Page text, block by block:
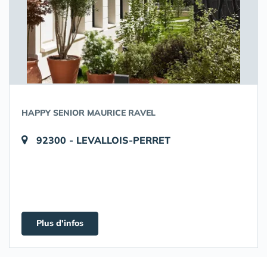
HAPPY SENIOR MAURICE RAVEL
92300 - LEVALLOIS-PERRET
Plus d'infos